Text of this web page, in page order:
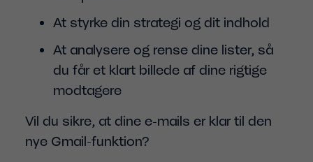
At styrke din strategi og dit indhold
At analysere og rense dine lister, så
du får et klart billede af dine rigtige
modtagere
Vil du sikre, at dine e-mails er klar til den
nye Gmail-funktion?